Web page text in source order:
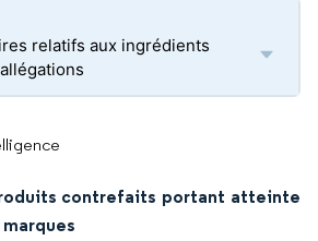
relatifs aux ingrédients
contrefaits portant atteinte